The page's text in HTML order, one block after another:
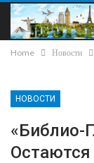
Home Новости
НОВОСТИ
«Библио-
Остаются